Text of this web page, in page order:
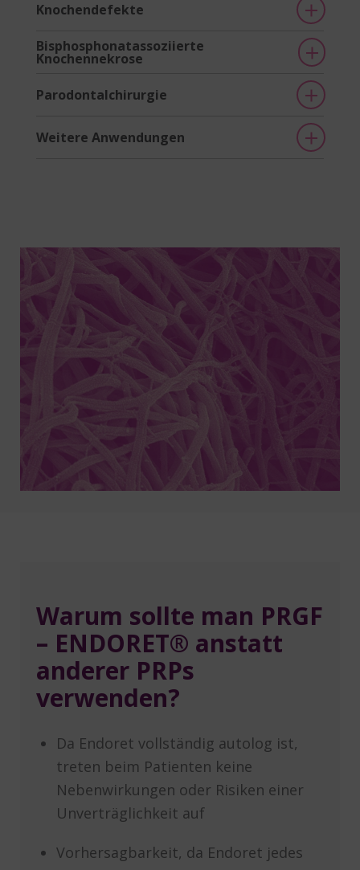
Knochendefekte
Bisphosphonatassoziierte
Knochennekrose
Parodontalchirurgie
Weitere Anwendungen
Warum sollte man PRGF
– ENDORET® anstatt
anderer PRPs
verwenden?
Da Endoret vollständig autolog ist,
treten beim Patienten keine
Nebenwirkungen oder Risiken einer
Unverträglichkeit auf
Vorhersagbarkeit, da Endoret jedes